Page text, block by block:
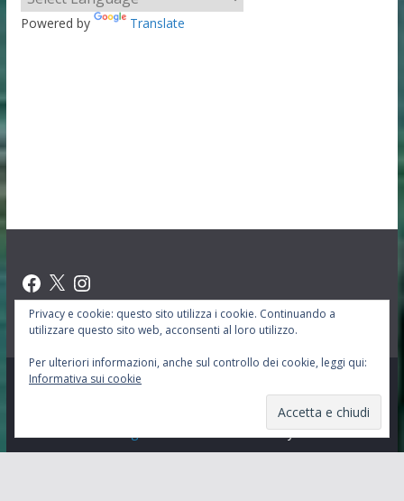
Powered by Translate
Facebook
X Instagram
Copyright © 2026
di ThemeGrill. Powered byWordPress.
Privacy e cookie: questo sito utilizza i cookie. Continuando a
utilizzare questo sito web, acconsenti al loro utilizzo.
Per ulteriori informazioni, anche sul controllo dei cookie, leggi qui:
Informativa sui cookie